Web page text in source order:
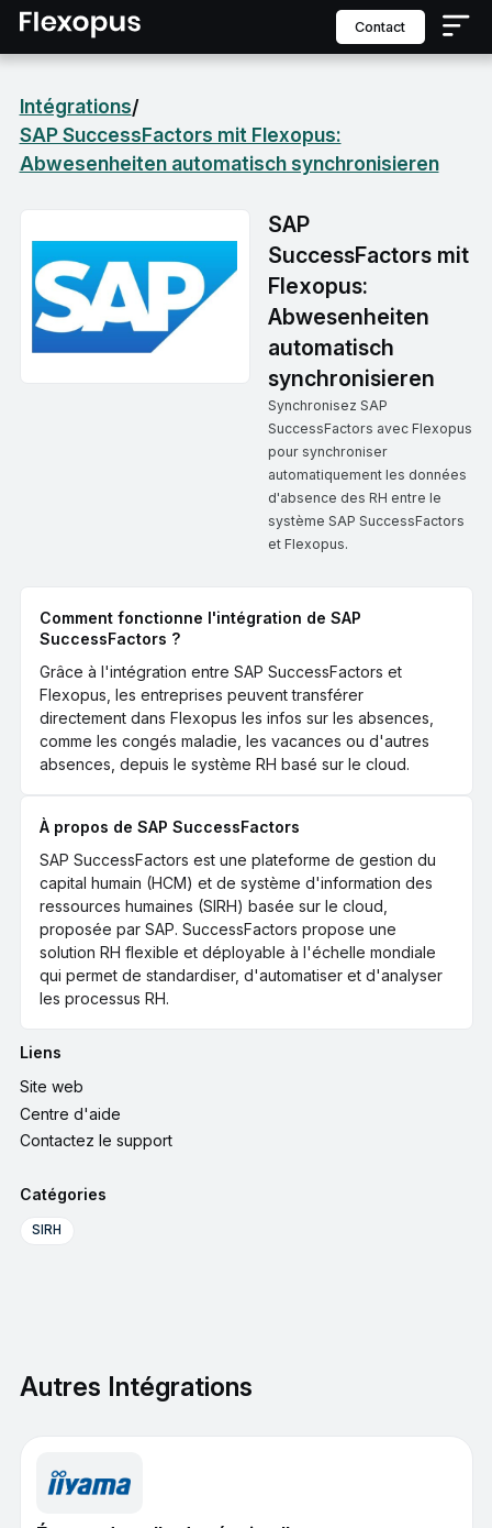
contact
Intégrations/
SAP SuccessFactors mit Flexopus:
Abwesenheiten automatisch synchronisieren
SAP
SuccessFactors mit
Flexopus:
Abwesenheiten
automatisch
synchronisieren
Synchronisez SAP
SuccessFactors avec Flexopus
pour synchroniser
automatiquement les données
d'absence des RH entre le
système SAP SuccessFactors
et Flexopus.
Comment fonctionne l'intégration de SAP
SuccessFactors ?
Grâce à l'intégration entre SAP SuccessFactors et
Flexopus, les entreprises peuvent transférer
directement dans Flexopus les infos sur les absences,
comme les congés maladie, les vacances ou d'autres
absences, depuis le système RH basé sur le cloud.
À propos de SAP SuccessFactors
SAP SuccessFactors est une plateforme de gestion du
capital humain (HCM) et de système d'information des
ressources humaines (SIRH) basée sur le cloud,
proposée par SAP. SuccessFactors propose une
solution RH flexible et déployable à l'échelle mondiale
qui permet de standardiser, d'automatiser et d'analyser
les processus RH.
Liens
Site web
Centre d'aide
Contactez le support
Catégories
SIRH
Autres Intégrations